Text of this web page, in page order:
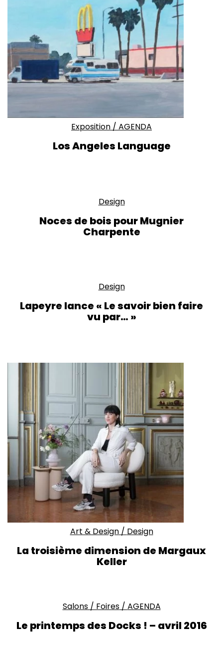
Exposition / AGENDA
Los Angeles Language
Design
Noces de bois pour Mugnier
Charpente
Design
Lapeyre lance « Le savoir bien faire
vu par… »
Art & Design/ Design
La troisième dimension de Margaux
Keller
Salons / Foires/ AGENDA
Le printemps des Docks ! – avril 2016